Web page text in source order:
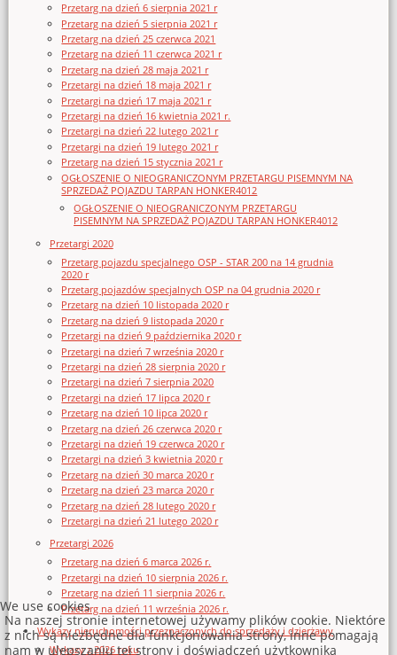
Przetarg na dzień 6 sierpnia 2021 r
Przetarg na dzień 5 sierpnia 2021 r
Przetarg na dzień 25 czerwca 2021
Przetarg na dzień 11 czerwca 2021 r
Przetarg na dzień 28 maja 2021 r
Przetargi na dzień 18 maja 2021 r
Przetargi na dzień 17 maja 2021 r
Przetargi na dzień 16 kwietnia 2021 r.
Przetargi na dzień 22 lutego 2021 r
Przetargi na dzień 19 lutego 2021 r
Przetarg na dzień 15 stycznia 2021 r
OGŁOSZENIE O NIEOGRANICZONYM PRZETARGU PISEMNYM NA
SPRZEDAŻ POJAZDU TARPAN HONKER4012
OGŁOSZENIE O NIEOGRANICZONYM PRZETARGU
PISEMNYM NA SPRZEDAŻ POJAZDU TARPAN HONKER4012
Przetargi 2020
Przetarg pojazdu specjalnego OSP - STAR 200 na 14 grudnia
2020 r
Przetarg pojazdów specjalnych OSP na 04 grudnia 2020 r
Przetarg na dzień 10 listopada 2020 r
Przetarg na dzień 9 listopada 2020 r
Przetargi na dzień 9 października 2020 r
Przetargi na dzień 7 września 2020 r
Przetargi na dzień 28 sierpnia 2020 r
Przetargi na dzień 7 sierpnia 2020
Przetargi na dzień 17 lipca 2020 r
Przetarg na dzień 10 lipca 2020 r
Przetarg na dzień 26 czerwca 2020 r
Przetargi na dzień 19 czerwca 2020 r
Przetargi na dzień 3 kwietnia 2020 r
Przetarg na dzień 30 marca 2020 r
Przetarg na dzień 23 marca 2020 r
Przetarg na dzień 28 lutego 2020 r
Przetargi na dzień 21 lutego 2020 r
Przetargi 2026
Przetarg na dzień 6 marca 2026 r.
Przetargi na dzień 10 sierpnia 2026 r.
Przetarg na dzień 11 sierpnia 2026 r.
Przetarg na dzień 11 września 2026 r.
Wykazy nieruchomości przeznaczonych do sprzedaży i dzierżawy
Wykazy z 2026 roku
We use cookies
Na naszej stronie internetowej używamy plików cookie. Niektóre
z nich są niezbędne dla funkcjonowania strony, inne pomagają
nam w ulepszaniu tej strony i doświadczeń użytkownika